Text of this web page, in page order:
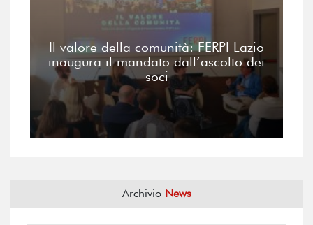
Il valore della comunità: FERPI Lazio
inaugura il mandato dall’ascolto dei
soci
Archivio News